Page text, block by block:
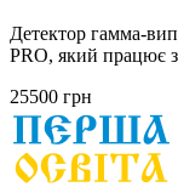
Детектор гамма-
PRO, який працює
25500 грн